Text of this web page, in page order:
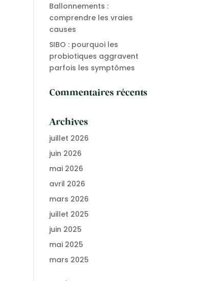
Ballonnements :
comprendre les vraies
causes
SIBO : pourquoi les
probiotiques aggravent
parfois les symptômes
Commentaires récents
Archives
juillet 2026
juin 2026
mai 2026
avril 2026
mars 2026
juillet 2025
juin 2025
mai 2025
mars 2025